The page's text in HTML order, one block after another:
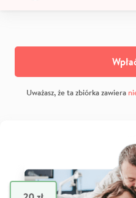
Uważasz, że ta zbiórka zawiera